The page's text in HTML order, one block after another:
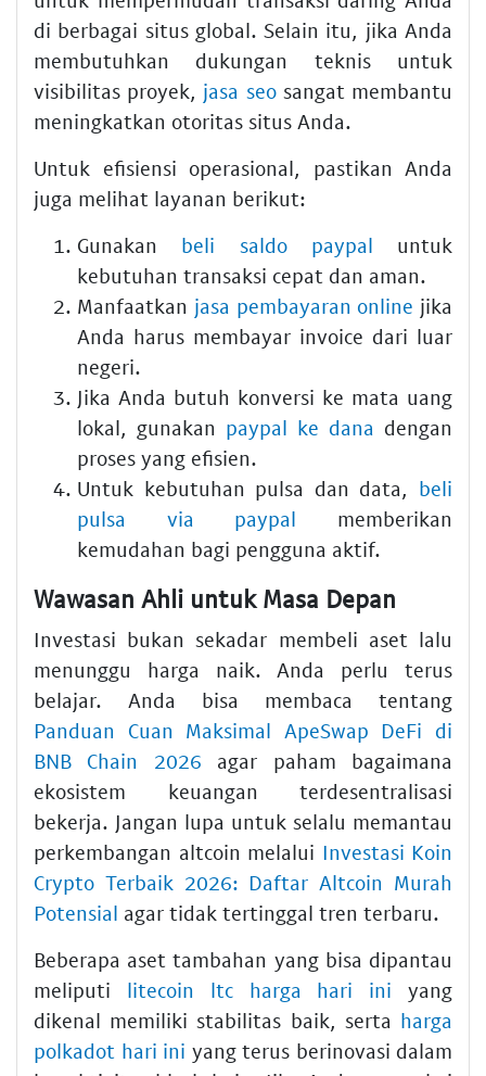
di berbagai situs global. Selain itu, jika Anda
membutuhkan dukungan teknis untuk
visibilitas proyek, jasa seosangat membantu
meningkatkan otoritas situs Anda.
Untuk efisiensi operasional, pastikan Anda
juga melihat layanan berikut:
Gunakan beli saldo paypal untuk
kebutuhan transaksi cepat dan aman.
Manfaatkan jasa pembayaran online jika
Anda harus membayar invoice dari luar
negeri.
Jika Anda butuh konversi ke mata uang
lokal, gunakan paypal ke dana dengan
proses yang efisien.
Untuk kebutuhan pulsa dan data, beli
pulsa via paypal memberikan
kemudahan bagi pengguna aktif.
Wawasan Ahli untuk Masa Depan
Investasi bukan sekadar membeli aset lalu
menunggu harga naik. Anda perlu terus
belajar. Anda bisa membaca tentang
Panduan Cuan Maksimal ApeSwap DeFi di
BNB Chain 2026 agar paham bagaimana
ekosistem keuangan terdesentralisasi
bekerja. Jangan lupa untuk selalu memantau
perkembangan altcoin melalui Investasi Koin
Crypto Terbaik 2026: Daftar Altcoin Murah
Potensial agar tidak tertinggal tren terbaru.
Beberapa aset tambahan yang bisa dipantau
meliputi litecoin ltc harga hari ini yang
dikenal memiliki stabilitas baik, serta harga
polkadot hari ini yang terus berinovasi dalam